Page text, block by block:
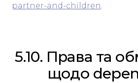
partner-and-children
5.10. Права та
щодо